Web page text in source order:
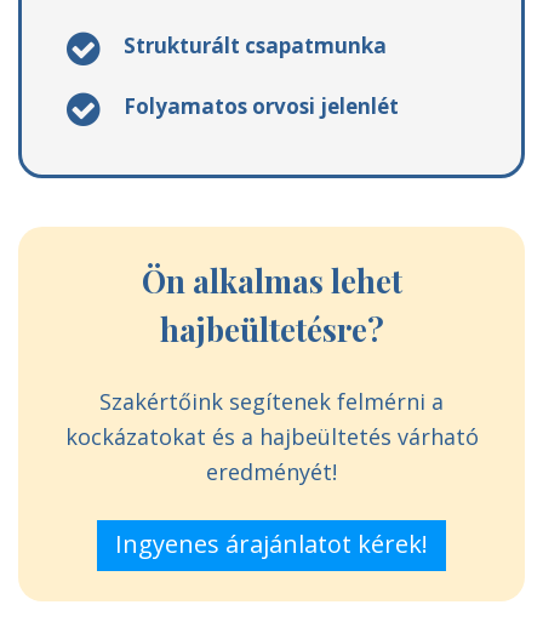
Strukturált csapatmunka
Folyamatos orvosi jelenlét
Ön alkalmas lehet
hajbeültetésre?
Szakértőink segítenek felmérni a
kockázatokat és a hajbeültetés várható
eredményét!
Ingyenes árajánlatot kérek!